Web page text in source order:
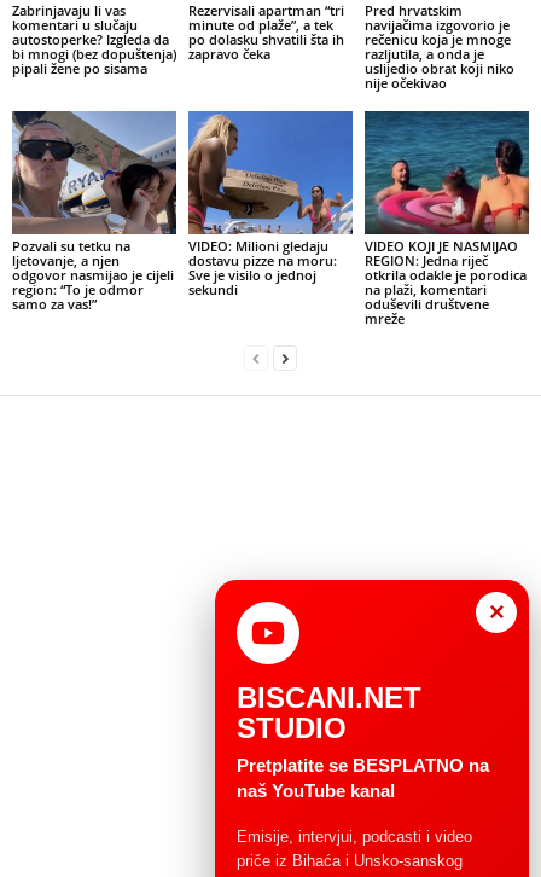
Zabrinjavaju li vas
komentari u slučaju
autostoperke? Izgleda da
bi mnogi (bez dopuštenja)
pipali žene po sisama
Rezervisali apartman “tri
minute od plaže”, a tek
po dolasku shvatili šta ih
zapravo čeka
Pred hrvatskim
navijačima izgovorio je
rečenicu koja je mnoge
razljutila, a onda je
uslijedio obrat koji niko
nije očekivao
Pozvali su tetku na
ljetovanje, a njen
odgovor nasmijao je cijeli
region: “To je odmor
samo za vas!”
VIDEO: Milioni gledaju
dostavu pizze na moru:
Sve je visilo o jednoj
sekundi
VIDEO KOJI JE NASMIJAO
REGION: Jedna riječ
otkrila odakle je porodica
na plaži, komentari
oduševili društvene
mreže
×
BISCANI.NET
STUDIO
Pretplatite se BESPLATNO na
naš YouTube kanal
Emisije, intervjui, podcasti i video
priče iz Bihaća i Unsko-sanskog